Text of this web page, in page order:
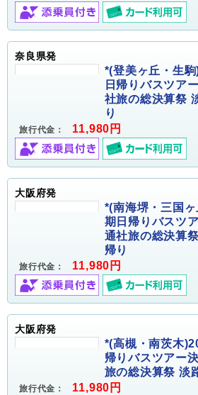
奈良県発
*(登美ヶ丘・生
日帰りバスツア
社旅の総決算祭
り
旅行代金： 11,980円
大阪府発
*(南海堺・三国
期日帰りバスツ
通社旅の総決算
帰り
旅行代金： 11,980円
大阪府発
*(高槻・南茨木
帰りバスツアー
旅の総決算祭 淡
旅行代金： 11,980円